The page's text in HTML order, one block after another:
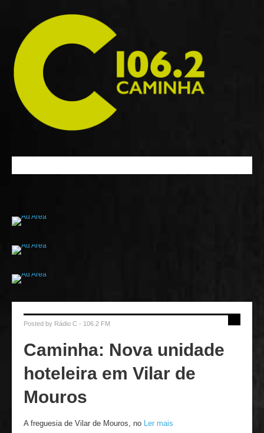
Posted by Rádio C - 106.2 FM
Caminha: Nova unidade
hoteleira em Vilar de
Mouros
A freguesia de Vilar de Mouros, no Ler mais